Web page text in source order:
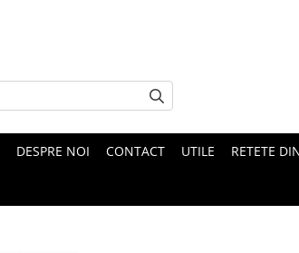
DESPRE NOI CONTACT UTILE RETETE